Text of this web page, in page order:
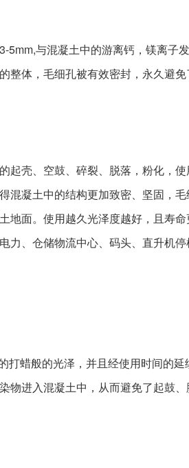
5mm,与混凝土中的游离钙，镁离子
整体，毛细孔被有效密封，永久避
壳、空鼓、碎裂、脱落，粉化，使
混凝土中的结构更加致密、坚固，
面。使用越久光泽度越好，且寿命
力、仓储物流中心、码头、直升机
打蜡般的光泽，并且经使用时间的延
物进入混凝土中，从而避免了起鼓